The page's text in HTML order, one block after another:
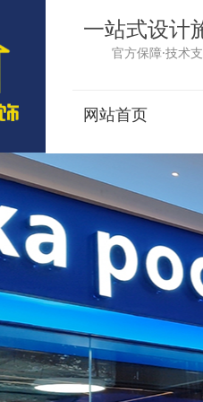
一站式设计
官方保障·技术
网站首页